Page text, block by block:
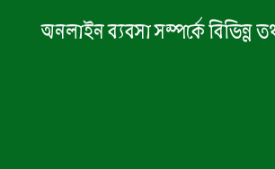
অনলাইন ব্যবসা সম্পর্কে